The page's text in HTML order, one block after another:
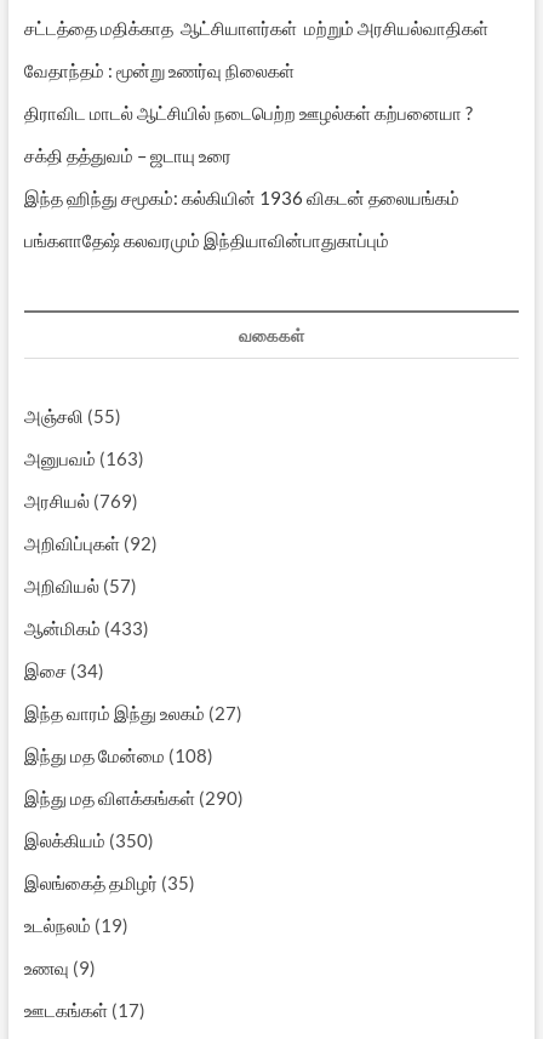
சட்டத்தை மதிக்காத ஆட்சியாளர்கள் மற்றும் அரசியல்வாதிகள்
வேதாந்தம் : மூன்று உணர்வு நிலைகள்
திராவிட மாடல் ஆட்சியில் நடைபெற்ற ஊழல்கள் கற்பனையா ?
சக்தி தத்துவம் – ஜடாயு உரை
இந்த ஹிந்து சமூகம்: கல்கியின் 1936 விகடன் தலையங்கம்
பங்களாதேஷ் கலவரமும் இந்தியாவின்பாதுகாப்பும்
வகைகள்
அஞ்சலி (55)
அனுபவம் (163)
அரசியல்(769)
அறிவிப்புகள்(92)
அறிவியல்(57)
ஆன்மிகம் (433)
இசை(34)
இந்த வாரம் இந்து உலகம் (27)
இந்து மத மேன்மை (108)
இந்து மத விளக்கங்கள்(290)
இலக்கியம் (350)
இலங்கைத் தமிழர் (35)
உடல்நலம் (19)
உணவு (9)
ஊடகங்கள்(17)